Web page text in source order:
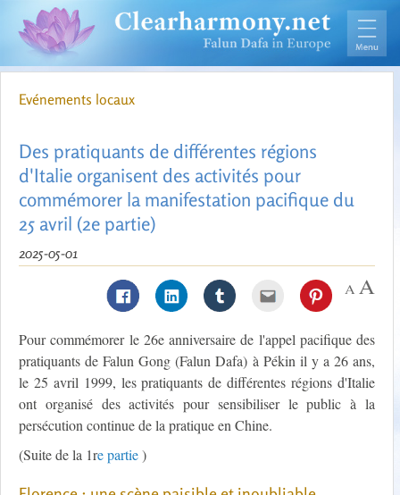
Evénements locaux
Des pratiquants de différentes régions
d'Italie organisent des activités pour
commémorer la manifestation pacifique du
25 avril (2e partie)
2025-05-01
Pour commémorer le 26e anniversaire de l'appel pacifique des
pratiquants de Falun Gong (Falun Dafa) à Pékin il y a 26 ans,
le 25 avril 1999, les pratiquants de différentes régions d'Italie
ont organisé des activités pour sensibiliser le public à la
persécution continue de la pratique en Chine.
(Suite de la 1re partie)